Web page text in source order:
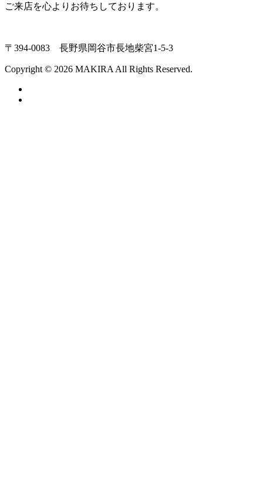
ご来店を心よりお待ちしております。
〒394-0083 長野県岡谷市長地柴宮1-5-3
Copyright © 2026 MAKIRA All Rights Reserved.